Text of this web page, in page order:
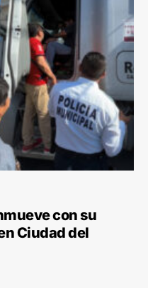
con su
Ciudad del